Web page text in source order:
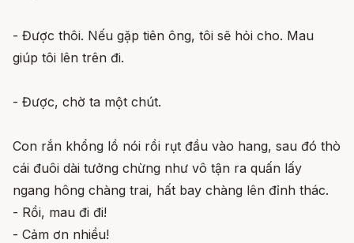
- Được thôi. Nếu gặp tiên ông, tôi sẽ hỏi cho. Mau
giúp tôi lên trên đi.
- Được, chờ ta một chút.
Con rắn khổng lồ nói rồi rụt đầu vào hang, sau đó thò
cái đuôi dài tưởng chừng như vô tận ra quấn lấy
ngang hông chàng trai, hất bay chàng lên đỉnh thác.
- Rồi, mau đi đi!
- Cảm ơn nhiều!